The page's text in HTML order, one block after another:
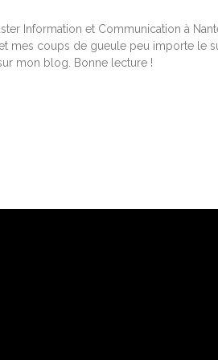
Information et Communication à
mes coups de gueule peu importe le
mon blog. Bonne lecture !